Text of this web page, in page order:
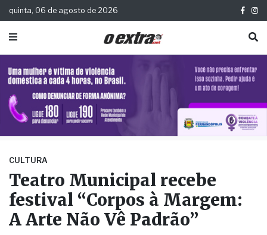
quinta, 06 de agosto de 2026
CULTURA
Teatro Municipal recebe
festival “Corpos à Margem:
A Arte Não Vê Padrão”